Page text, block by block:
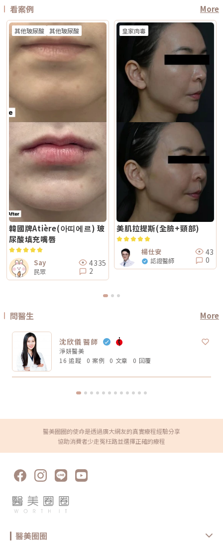
八歲者不建議未成年人接受此類治療，除非有醫療必要且經監護人與專業醫
雷射有什麼最大差別？Reepot 的能量作用以機械式震動為主，而非傳統以
熱破壞色素為核心的方式，因此對周邊組織較為溫和，修復期相對短。搭配
AI 智慧影像分析與低溫保護，可讓能量更集中在斑點本身，減少熱擴散造成
的紅腫或反黑風險。對於需要更加精準、可控的淺層色素改善者，是較新的
治療選擇。Q2：一次療程能看到效果嗎？需要做幾次比較理想？淺層曬
斑、雀斑在單次治療後多半能看到初步變化；但深層或混合型色素通常需要
多次治療，效果會以「循序淡化」的方式呈現。實際次數與間隔仍須依個人
膚況並由醫師評估調整。Q3：Reepot 是否有反黑風險？術後該注意什麼？
任何除斑型雷射都可能有反黑風險，但 Reepot 因熱傷害較低、加上冷卻系
統保護，發生率較低。術後的關鍵在於防曬和保濕，尤其治療後一週避免曝
曬、蒸氣、刺激性保養品。若依照術後指示照護，能大幅降低色素反應的機
會。Q4：敏感肌或薄皮膚適合做 Reepot 嗎？Reepot 的能量模式相對溫
和，加上冷卻保護，對敏感肌而言較為友善。但敏感肌的特性是屏障本身不
穩定，因此治療前仍需要專業檢視膚況，若正處於發炎、乾裂或紅敏期，建
議先穩定皮膚後再安排療程。Q5：做 Reepot 之後多久可以搭配其他醫美
療程？治療後皮膚需要時間恢復，因此若要搭配保濕導入、水光等溫和療
程，通常約 2～3 週即可視膚況安排；若是皮秒、飛梭、強效換膚或注射等
刺激性較高的項目，建議至少間隔 4 週再評估。適當的間隔能降低反黑與過
度刺激的風險，也讓後續療程效果更穩定。Q6：Reepot 的療程費用大約是
多少？Reepot 的價格會依照治療部位、所需的能量深度、是否搭配其他療
程以及整體規劃次數而有所差異。一般費用多落在一萬至三萬多元之間，但
實際金額仍需依個人斑點狀況與療程組合評估後才能確認。建議先安排諮
詢，由專業醫療人員確認膚況後提供最適合的治療方案與費用。Q7：
Reepot 術後的人工皮需要貼多久？Reepot 治療後會在局部覆蓋人工皮，
主要是保護剛治療的肌膚並協助屏障修復。人工皮不建議自行撕除，多數人
會在約兩週左右回診時，由醫療人員視膚況協助取下。人工皮脫落後，治療
部位的色素也會在這段期間逐漸代謝、變淡。斑點帶來的影響，往往不只是
外觀變化，更讓人感到氣色黯淡、不如以往。隨著醫美技術不斷推陳出新，
Reepot AI 時光雷射為色素治療帶來更精準、可控的方式，讓除斑不再停留
在效果難預測的時代。期望這篇文章能幫助你清楚掌握除斑方向與選擇，在
規劃療程時，也建議由專業醫師根據膚況量身評估，找到最適合、安全的改
善方式。★溫馨提醒★小編要提醒大家，醫療並非單純的商業交易，所有的
療程都伴隨著風險。因此，作為消費者應該謹慎選擇合適的醫療方案，以確
保安全與健康。
可以優先評估音波。 如果同時有鬆和垂：可以和醫師討論電音波搭配。這
也是為什麼現在很多醫師會用「複合式療程」來做規劃。不是每個人都只需
要一種療程，而是要看老化主要發生在哪一層，再決定適合電波、音波，還
是兩者搭配。電波音波可以一起打嗎？可以，但不是每個人都一定需要。電
波和音波作用原理不同，所以在醫師評估下，兩者確實可以搭配。常見做法
是用音波處理深層輪廓拉提，再用電波改善皮膚緊緻與膚質鬆弛，讓效果更
全面。不過，電音波不是「全部打越多越好」。發數、能量、施作順序、間
隔時間，都需要依照個人臉部條件設計。如果臉部脂肪偏少、皮膚偏薄、曾
做過其他療程，或是近期剛打過針劑，更要讓醫師完整評估，避免過度治
療。做電波音波前，要注意哪些事？第一，先判斷自己是哪一種老化問題在
選電波或音波前，先不要急著問「哪個比較好」，而是要先看自己的老化問
題屬於哪一種。臉部老化常見可分成四大類：組織鬆弛下垂、結構性凹陷、
皺紋形成、膚質老化。電波和音波主要處理的是「鬆弛與下垂」這一類問
題。電波偏向改善皮膚鬆弛、細紋與緊緻度；音波偏向改善輪廓下垂、嘴邊
肉與下顎線模糊。但如果是太陽穴凹陷、淚溝、臉頰凹陷這類結構性凹陷，
或是斑點、色素沉澱這類膚質問題，單靠電波或音波不一定能解決，需要搭
配其他療程評估。第二，不要只看價格，更要看療程規劃是否合理電波音波
的價格會受到儀器種類、探頭、發數、施作部位、能量設定與診所規劃影
響。價格便宜不一定不好，但如果只用價格做決定，很容易忽略真正重要的
事：這療程到底有沒有符合你的臉部狀況？同樣是音波，有人需要加強下顎
線，有人需要處理嘴邊肉；同樣是電波，有人重點在眼周細紋，有人重點在
臉頰鬆弛。規劃不同，效果自然也會不同。所以選療程時，不只要問「多少
錢」，也要問清楚：使用什麼儀器？施作哪些部位？大約發數或治療範圍怎
麼規劃？為什麼我的狀況適合這個療程？第三，確認儀器來源、探頭耗材與
施作人員電波音波屬於能量型醫美療程，安全性和儀器來源、探頭耗材、操
作經驗都有關。建議選擇前可以確認是否為合法原廠認證儀器、是否使用原
廠探頭或合規耗材，以及是否由合格專業醫療人員評估與操作。另外，醫師
的臉部解剖概念與美感判斷也很重要。因為電波音波不是「能量越強越
好」，而是要看你的皮膚厚度、脂肪量、鬆弛程度、臉型比例去調整。過度
治療不一定更漂亮，反而可能不自然或效果不如預期。第四，效果需要時
間，不要用術後當天判斷成敗電波和音波都是透過熱能刺激膠原蛋白反應，
不是做完當天就完成全部效果。部分人術後會先感覺皮膚變緊、輪廓比較
順，但真正的膠原蛋白新生與重組，通常需要數週到數月慢慢發生。所以做
完後不要急著用第一天的樣子判斷有沒有用，也不要因為短期內沒有巨大變
化就立刻否定療程。非侵入式拉提的特色通常是漸進、自然，而不是突然大
幅改變。第五，不要期待一次療程解決所有老化問題臉部老化不是只有皮膚
鬆而已，還可能包含膠原蛋白流失、脂肪位移、骨架支撐變弱、皮膚厚度改
變等不同層次的問題。電波可以改善皮膚緊緻度與膚質，音波可以幫助輪廓
拉提與深層支撐，但它們不一定能取代針劑、填充、雷射、手術或其他療
程。比較正確的觀念是：電波音波不是萬能療程，而是抗老規劃中的一部
定。電波多半是熱感、刺熱感；音波則常見深層痠脹感或一點一點的刺激
不能單純說哪一個一定比較痛。Q2：電波音波做完會有修復期嗎？多數電
波音波屬於非侵入式療程，通常不需要像手術一樣長時間修復。不過部分人
個人體質與療程設定而定。Q3：年輕人適合做電波音波嗎？如果只是想預
防初老、改善膚質鬆弛，可以先從電波或其他較溫和的保養型療程評估。若
已經有明顯輪廓下垂，也可以和醫師討論音波。但年齡不是唯一標準，皮膚
厚度、脂肪量、鬆弛程度更重要。Q4：電波音波可以取代拉皮手術嗎？不
能完全取代。電波音波適合輕度到中度鬆弛，屬於非侵入式抗老療程。如果
是非常明顯的皮膚鬆垂或組織下滑，仍可能需要評估手術或其他治療方式。
Q5：電波音波多久做一次？每個人的老化程度、儀器種類、能量設定和維
合自己的療程電波跟音波都是常見的非侵入式抗老療程，但它們不是誰取代
操作、療程規劃是否真的符合自身臉部條件。選對療程，不是追求最貴、最
先對！★溫馨提醒★小編要提醒大家，醫療並非單純的商業交易，所有的療
程都伴隨著風險。因此，作為消費者應該謹慎選擇合適的醫療方案，以確保
容積式加熱 療程定位 膚質、細緻、緊緻並重 輪廓、拉提、緊實為主 適合族
冷卻技術 五階七段冷卻系統 分段噴灑冷媒 探頭 雅典娜探頭：臉部 宙斯探
頭：身體 愛神探頭：眼周 紫鑽探頭：臉/四肢 碧眼探頭：眼周 藍鑽探頭：
臉/四肢 黃金探頭：身體 疼痛感 多數定位為較舒適型 但仍因人而異 感受通
常較明顯，但依能量、部位與個人耐受度不同 常見效果感受 膚質變細、臉
部較緊 光澤提升 輪廓變緊、線條感改善 適合重點 想變精緻、自然、保養型
想加強緊緻、抗老、輪廓型 原理差異：單極、雙極到底是什麼？很多人看
到「單極」、「雙極」會覺得很難懂，其實可以用生活化的方式理解。單極
電波：像是把熱能傳遞到較深、較廣的範圍，主要作用於較深層皮膚組織
（以真皮層為主），常被用於緊緻與支撐感相關需求。鳳凰電波即屬於單極
射頻應用。雙極電波：則是將能量集中在兩個電極之間，作用範圍相對較
淺，較常被用於膚質細緻、表層改善等需求。無雙電波的特色，在於將單極
與雙極兩種模式結合於同一療程設計中。根據官方資料，DENSITY 可透過
不同射頻模式，將能量分別作用於深層與淺層皮膚。因此，兩者並不是「誰
比較高級」，而是設計邏輯不同。若主要需求為輪廓拉提與緊緻，單極射頻
為主的療程通常較符合需求；若希望同時兼顧膚質細緻與輕度緊緻，複合式
電波療程則可能更具彈性。效果差異：拉提感、緊緻感、膚質感不一樣1. 拉
提感如果你的主要困擾是「臉部鬆弛」、「下顎線不清楚」或「嘴邊肉變明
顯」，鳳凰電波通常是較常被討論的選項之一。其應用多與輪廓緊緻與鬆弛
改善相關，常見於臉部、眼周與身體的緊緻與平滑需求。2. 膚質感如果你的
問題不是明顯鬆弛，而是「皮膚看起來粗」、「毛孔明顯」、「妝感不服
貼」或整體氣色較疲累，無雙電波的複合式能量設計相對較符合這類需求。
除了緊緻效果外，也常被用於膚質細緻與整體質感提升，因此常被市場定位
為入門型抗老或精緻型電波療程。3. 自然度兩者都屬於非侵入式療程，因此
通常不會像手術或填充療程一樣產生立即的結構性改變，效果多半呈現為漸
進式、自然型。常見的效果訴求差異在於：鳳凰電波多偏向輪廓線條與緊緻
感的提升；無雙電波則較偏向整體膚質細緻、緊實與光澤感的改善。哪一種
比較痛？無雙電波真的比較不痛嗎？疼痛感是很多人選療程時最在意的問
題。以療程設計來看，鳳凰電波因為以單極射頻為主，能量感通常會比較明
顯。部分人會形容為熱、刺、酸、脹，尤其在骨感較明顯或皮膚較薄的位
置，感受可能更強。無雙電波則因為設計上有SAC智能冷卻系統與RIC即時
阻抗偵測補償系統等設計，因此為舒適度較高的電波療程。但這裡要講清
楚：不痛不代表完全沒感覺，舒適也不代表每個人都一樣。疼痛感會受到很
多因素影響，包括： 個人耐痛程度 施作部位 能量設定 是否敷麻 醫師手法
皮膚厚薄與骨感程度 當天身體狀態所以比較精準的說法是：無雙電波通常
被定位為舒適度較佳；鳳凰電波能量感通常較明顯。但實際感受仍需依個人
狀況而定。常見迷思一：鳳凰電波一定比無雙電波強嗎？不一定。「強」要
看你指的是哪一種強。如果說的是深層拉提、輪廓緊緻，鳳凰電波確實是經
典代表。但如果是膚質、細緻度、毛孔與整體保養感，無雙電波可能更符合
線條、核心、柔軟度，還是想增加肌力？療程也是同樣邏輯。選擇醫美療
整。電波拉提不是抽脂，也不是溶脂，更不是削骨。它主要是透過射頻熱能
得臉比較緊、線條比較順，但真正的膠原變化通常需要時間。Thermage 官
方也提到效果可立即出現，並隨時間改善。所以比較合理的期待是：不是
「瞬間換臉」而是「慢慢變緊、變順、變精緻」做電波前需要注意什麼？無
論選無雙電波或鳳凰電波，療程前都建議注意以下幾點： 近期是否懷孕或
哺乳 是否有心律調節器或植入式電子裝置 施作區域是否有金屬植入物 是否
有嚴重皮膚發炎、傷口或感染 近期是否做過其他醫美療程 是否有蟹足腫或
特殊體質 是否正在服用影響皮膚修復的藥物這些資訊都應在諮詢時主動告
知醫療院所，即便是非侵入式療程，也不是每個人都適合做。做完電波後怎
護： 加強保濕 避免過度去角質 做好防曬 短期內避免高溫環境，例如三溫
個效果比較好？沒有絕對誰比較好。無雙電波偏向膚質、細緻與自然緊緻；
鳳凰電波偏向輪廓拉提與深層緊實。選擇重點應該是你的需求，而不是單看
療程名氣。Q2：無雙電波可以取代鳳凰電波嗎？不一定。兩者能量設計與
療程定位不同，並非互相取代關係。若主要需求是膚質與輕度緊緻，無雙電
作。Q4：電波拉提可以維持多久？維持時間會因年齡、膚況、生活習慣、
保養方式、能量設定與個人體質不同而有差異。多數電波療程並非永久效
果，通常需要定期保養。Q5：做完電波可以馬上化妝嗎？多數情況下恢復
感，建議先讓肌膚休息，並加強保濕與防曬，並依醫療院所指示進行後續照
護。選對療程，比跟風更重要無雙電波與鳳凰電波各有優勢，前者偏向細緻
膚質與自然緊緻，後者則更聚焦在輪廓拉提與深層抗老。與其問「哪一個比
年齡、鬆弛程度、預算與期待值，才能做出更安全也更符合期待的選擇。同
時，也建議選擇原廠認證或合法合格的醫療院所，確認設備來源、探頭是否
https://www.instagram.com/drdeungskinclinic/張英睿皮膚專科診所地
址：新北市板橋區文化路一段118號電話：(02)-2250-6065LINE：
@xat.0000195926.1nzhttps://page.line.me/xat.0000195926.1nz?
openQrModal=true
看案例 More
其他玻尿酸 其他玻尿酸
韓國牌Atière(아띠에르) 玻
尿酸填充嘴唇
Say
民眾
4335
2
皇家肉毒
美肌拉提斯(全臉+頸部)
楊仕安
認證醫師
43
0
問醫生 More
沈欣儀 醫師
淨妍醫美
16 追蹤
0 案例 0 文章 0 回覆
醫美圈圈的使命是透過廣大網友的真實療程經驗分享
協助消費者少走冤枉路並選擇正確的療程
醫美圈圈